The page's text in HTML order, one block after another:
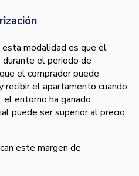
modalidad es que el
el periodo de
el comprador puede
recibir el apartamento cuando
el entorno ha ganado
puede ser superior al precio
este margen de